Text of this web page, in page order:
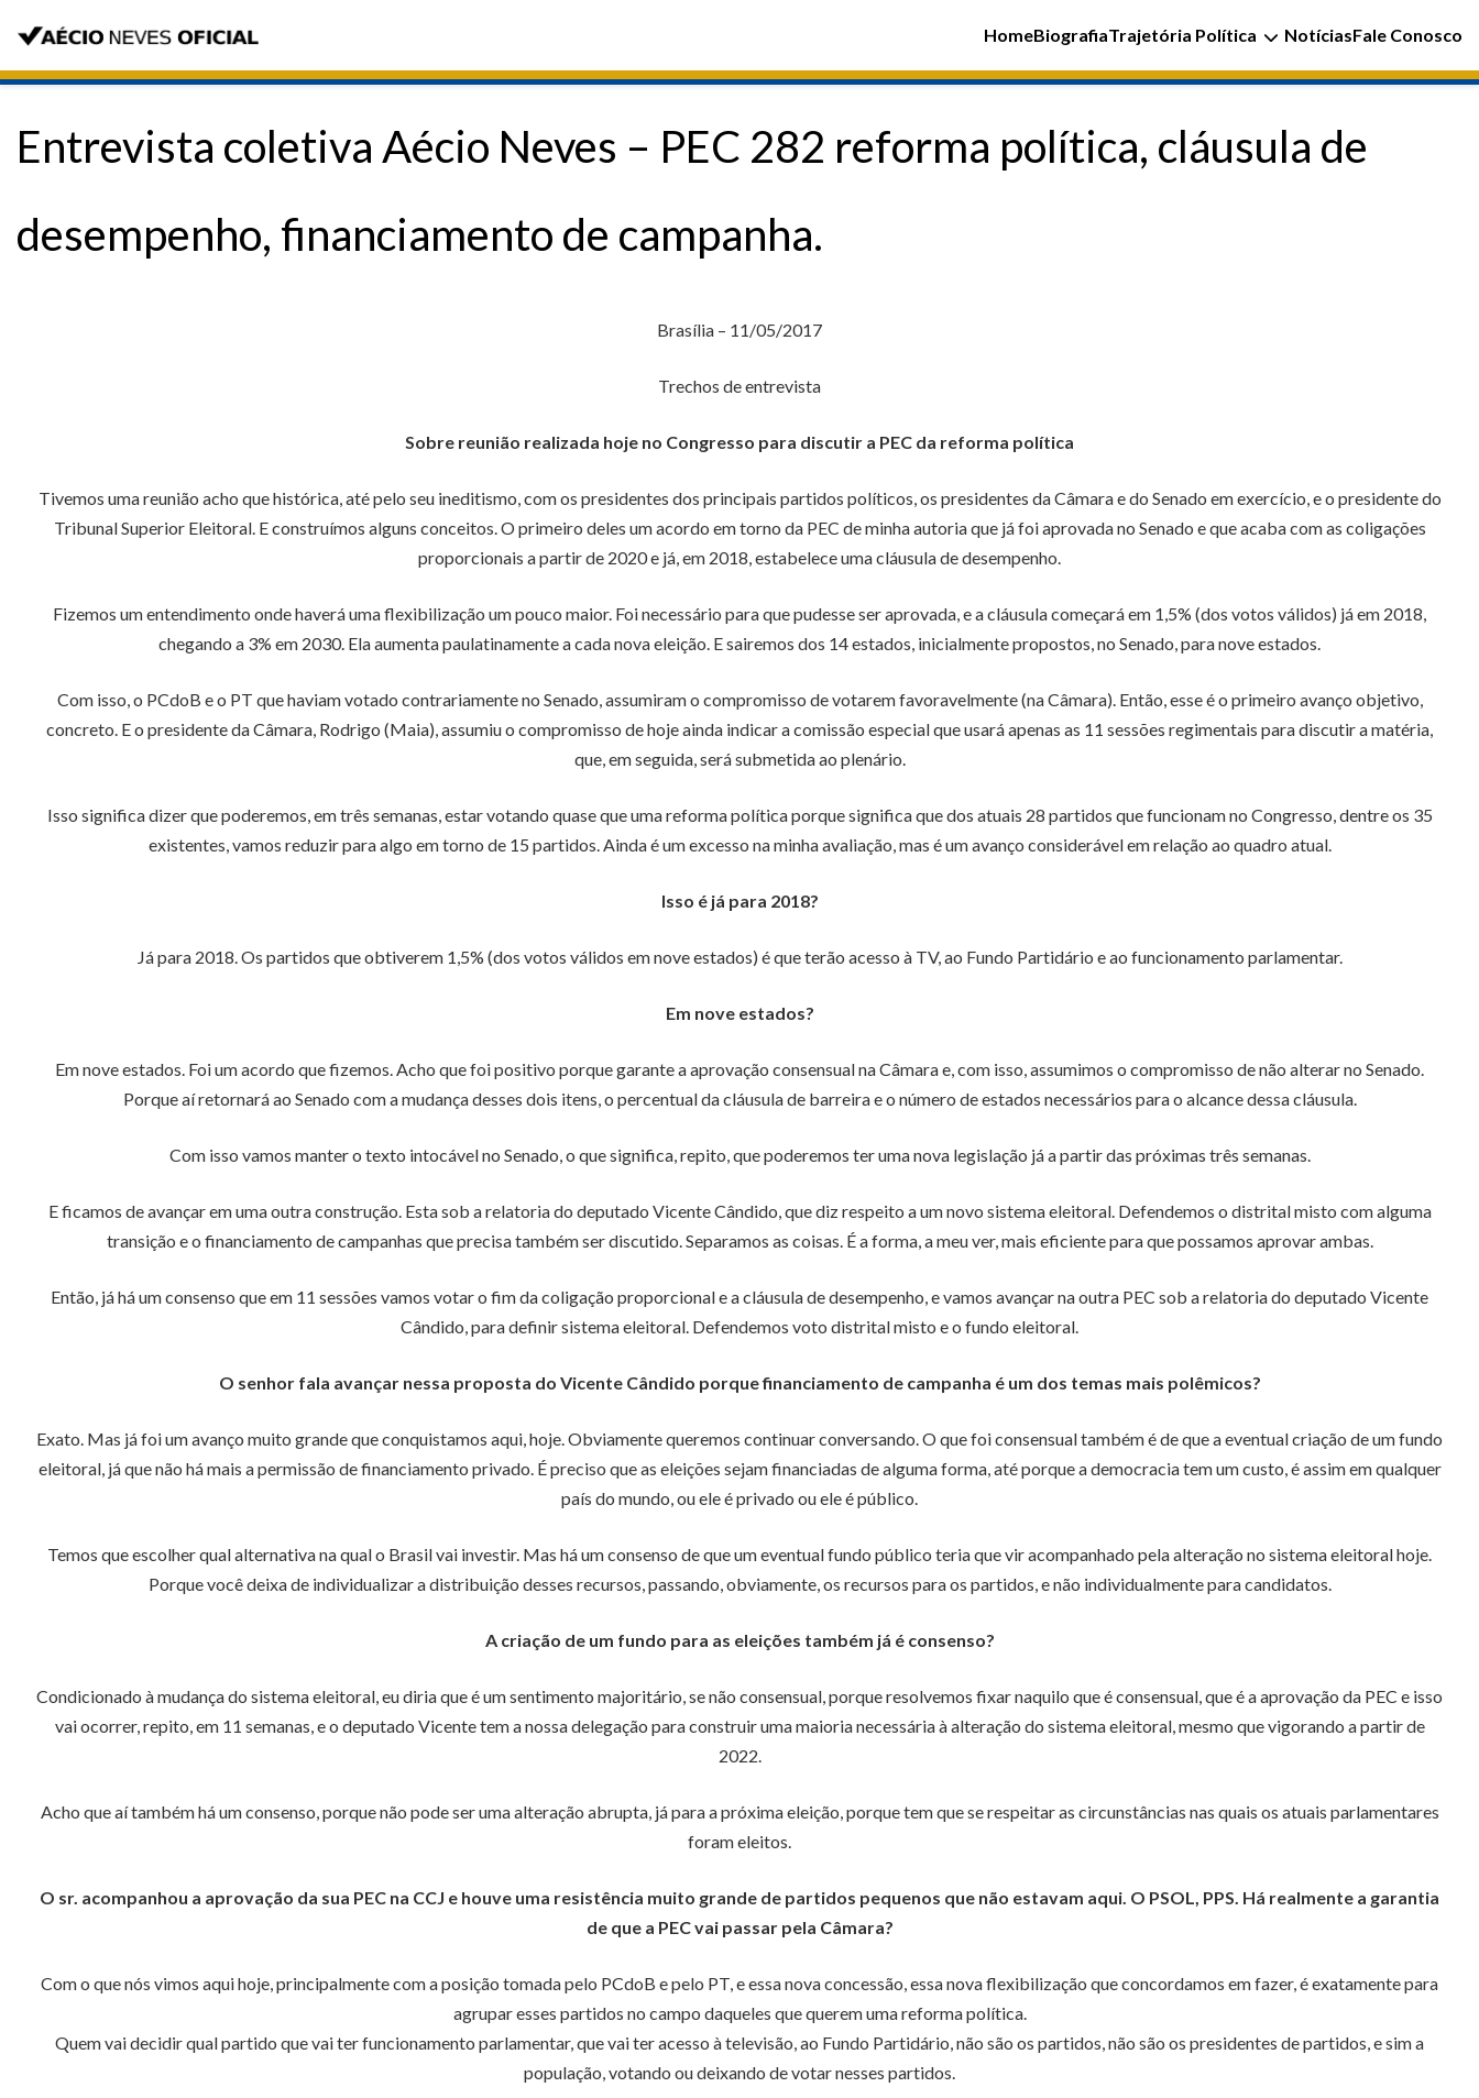
HomeBiografiaTrajetória Política NotíciasFale Conosco
Entrevista coletiva Aécio Neves – PEC 282 reforma política, cláusula de
desempenho, financiamento de campanha.
Brasília – 11/05/2017
Trechos de entrevista
Sobre reunião realizada hoje no Congresso para discutir a PEC da reforma política
Tivemos uma reunião acho que histórica, até pelo seu ineditismo, com os presidentes dos principais partidos políticos, os presidentes da Câmara e do Senado em exercício, e o presidente do
Tribunal Superior Eleitoral. E construímos alguns conceitos. O primeiro deles um acordo em torno da PEC de minha autoria que já foi aprovada no Senado e que acaba com as coligações
proporcionais a partir de 2020 e já, em 2018, estabelece uma cláusula de desempenho.
Fizemos um entendimento onde haverá uma flexibilização um pouco maior. Foi necessário para que pudesse ser aprovada, e a cláusula começará em 1,5% (dos votos válidos) já em 2018,
chegando a 3% em 2030. Ela aumenta paulatinamente a cada nova eleição. E sairemos dos 14 estados, inicialmente propostos, no Senado, para nove estados.
Com isso, o PCdoB e o PT que haviam votado contrariamente no Senado, assumiram o compromisso de votarem favoravelmente (na Câmara). Então, esse é o primeiro avanço objetivo,
concreto. E o presidente da Câmara, Rodrigo (Maia), assumiu o compromisso de hoje ainda indicar a comissão especial que usará apenas as 11 sessões regimentais para discutir a matéria,
que, em seguida, será submetida ao plenário.
Isso significa dizer que poderemos, em três semanas, estar votando quase que uma reforma política porque significa que dos atuais 28 partidos que funcionam no Congresso, dentre os 35
existentes, vamos reduzir para algo em torno de 15 partidos. Ainda é um excesso na minha avaliação, mas é um avanço considerável em relação ao quadro atual.
Isso é já para 2018?
Já para 2018. Os partidos que obtiverem 1,5% (dos votos válidos em nove estados) é que terão acesso à TV, ao Fundo Partidário e ao funcionamento parlamentar.
Em nove estados?
Em nove estados. Foi um acordo que fizemos. Acho que foi positivo porque garante a aprovação consensual na Câmara e, com isso, assumimos o compromisso de não alterar no Senado.
Porque aí retornará ao Senado com a mudança desses dois itens, o percentual da cláusula de barreira e o número de estados necessários para o alcance dessa cláusula.
Com isso vamos manter o texto intocável no Senado, o que significa, repito, que poderemos ter uma nova legislação já a partir das próximas três semanas.
E ficamos de avançar em uma outra construção. Esta sob a relatoria do deputado Vicente Cândido, que diz respeito a um novo sistema eleitoral. Defendemos o distrital misto com alguma
transição e o financiamento de campanhas que precisa também ser discutido. Separamos as coisas. É a forma, a meu ver, mais eficiente para que possamos aprovar ambas.
Então, já há um consenso que em 11 sessões vamos votar o fim da coligação proporcional e a cláusula de desempenho, e vamos avançar na outra PEC sob a relatoria do deputado Vicente
Cândido, para definir sistema eleitoral. Defendemos voto distrital misto e o fundo eleitoral.
O senhor fala avançar nessa proposta do Vicente Cândido porque financiamento de campanha é um dos temas mais polêmicos?
Exato. Mas já foi um avanço muito grande que conquistamos aqui, hoje. Obviamente queremos continuar conversando. O que foi consensual também é de que a eventual criação de um fundo
eleitoral, já que não há mais a permissão de financiamento privado. É preciso que as eleições sejam financiadas de alguma forma, até porque a democracia tem um custo, é assim em qualquer
país do mundo, ou ele é privado ou ele é público.
Temos que escolher qual alternativa na qual o Brasil vai investir. Mas há um consenso de que um eventual fundo público teria que vir acompanhado pela alteração no sistema eleitoral hoje.
Porque você deixa de individualizar a distribuição desses recursos, passando, obviamente, os recursos para os partidos, e não individualmente para candidatos.
A criação de um fundo para as eleições também já é consenso?
Condicionado à mudança do sistema eleitoral, eu diria que é um sentimento majoritário, se não consensual, porque resolvemos fixar naquilo que é consensual, que é a aprovação da PEC e isso
vai ocorrer, repito, em 11 semanas, e o deputado Vicente tem a nossa delegação para construir uma maioria necessária à alteração do sistema eleitoral, mesmo que vigorando a partir de
2022.
Acho que aí também há um consenso, porque não pode ser uma alteração abrupta, já para a próxima eleição, porque tem que se respeitar as circunstâncias nas quais os atuais parlamentares
foram eleitos.
O sr. acompanhou a aprovação da sua PEC na CCJ e houve uma resistência muito grande de partidos pequenos que não estavam aqui. O PSOL, PPS. Há realmente a garantia
de que a PEC vai passar pela Câmara?
Com o que nós vimos aqui hoje, principalmente com a posição tomada pelo PCdoB e pelo PT, e essa nova concessão, essa nova flexibilização que concordamos em fazer, é exatamente para
agrupar esses partidos no campo daqueles que querem uma reforma política.
Quem vai decidir qual partido que vai ter funcionamento parlamentar, que vai ter acesso à televisão, ao Fundo Partidário, não são os partidos, não são os presidentes de partidos, e sim a
população, votando ou deixando de votar nesses partidos.